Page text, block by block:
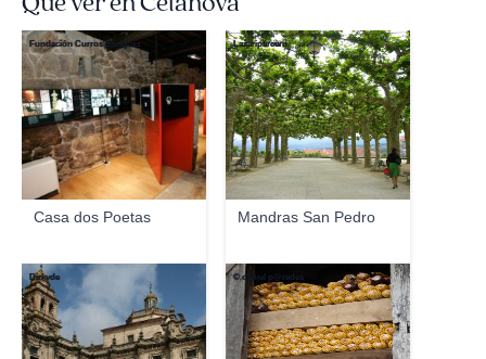
Casa dos Poetas
Fundación Curros Enríquez
Mandras San Pedro
Lazariparcero
Dirkvde © daniel p@redes